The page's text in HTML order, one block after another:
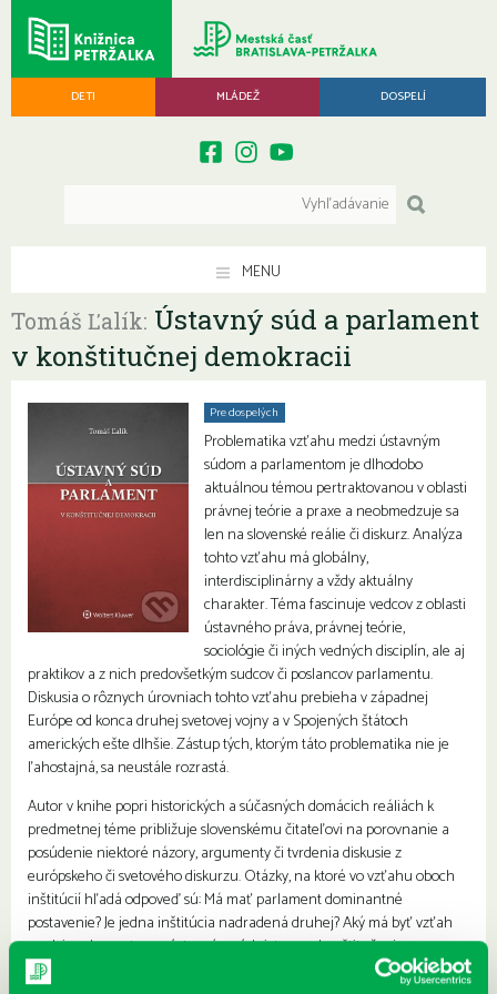
DETI MLÁDEŽ DOSPELÍ
MENU
Tomáš Ľalík: Ústavný súd a parlament
v konštitučnej demokracii
Pre dospelých
Problematika vzťahu medzi ústavným
súdom a parlamentom je dlhodobo
aktuálnou témou pertraktovanou v oblasti
právnej teórie a praxe a neobmedzuje sa
len na slovenské reálie či diskurz. Analýza
tohto vzťahu má globálny,
interdisciplinárny a vždy aktuálny
charakter. Téma fascinuje vedcov z oblasti
ústavného práva, právnej teórie,
sociológie či iných vedných disciplín, ale aj
praktikov a z nich predovšetkým sudcov či poslancov parlamentu.
Diskusia o rôznych úrovniach tohto vzťahu prebieha v západnej
Európe od konca druhej svetovej vojny a v Spojených štátoch
amerických ešte dlhšie. Zástup tých, ktorým táto problematika nie je
ľahostajná, sa neustále rozrastá.
Autor v knihe popri historických a súčasných domácich reáliách k
predmetnej téme približuje slovenskému čitateľovi na porovnanie a
posúdenie niektoré názory, argumenty či tvrdenia diskusie z
európskeho či svetového diskurzu. Otázky, na ktoré vo vzťahu oboch
inštitúcií hľadá odpoveď sú: Má mať parlament dominantné
postavenie? Je jedna inštitúcia nadradená druhej? Aký má byť vzťah
medzi parlamentom a ústavným súdnictvom v konštitučnej
demokracii? Na čom má byť tento vzťah založený? Ako hodnotiť